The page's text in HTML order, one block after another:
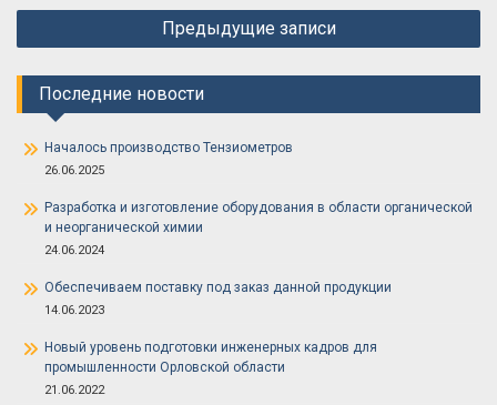
Навигация
по
записям
Предыдущие записи
Последние новости
Началось производство Тензиометров
26.06.2025
Разработка и изготовление оборудования в области органической
и неорганической химии
24.06.2024
Обеспечиваем поставку под заказ данной продукции
14.06.2023
Новый уровень подготовки инженерных кадров для
промышленности Орловской области
21.06.2022